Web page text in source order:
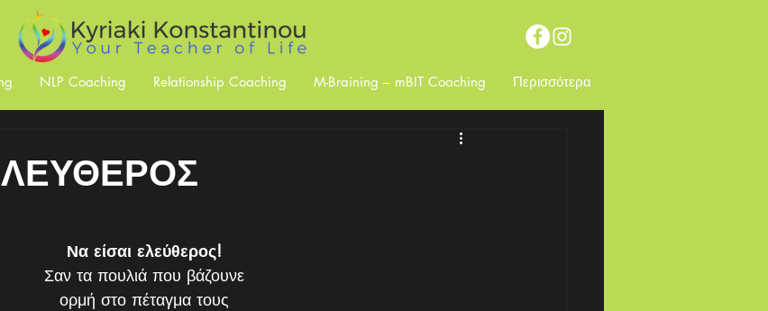
NLP Coaching Relationship Coaching M-Braining – mBIT Coaching Περισσότερα
Να είσαι ελεύθερος!
Σαν τα πουλιά που βάζουνε
ορμή στο πέταγμα τους